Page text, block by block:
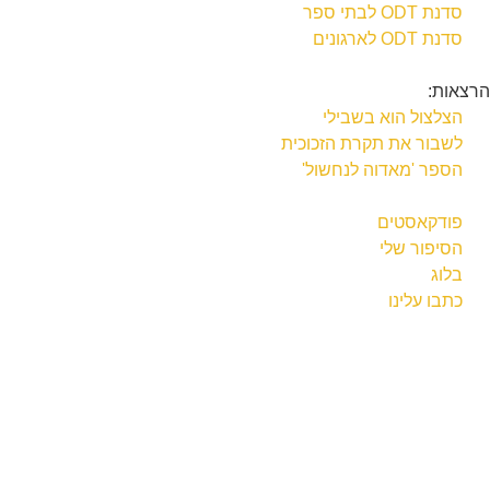
סדנת ODT לבתי ספר
סדנת ODT לארגונים
הרצאות:
הצלצול הוא בשבילי
לשבור את תקרת הזכוכית
הספר 'מאדוה לנחשול'
פודקאסטים
הסיפור שלי
בלוג
כתבו עלינו